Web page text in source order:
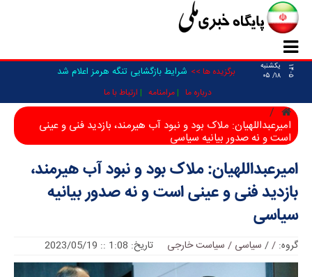
۱۴۰۵
یکشنبه
۱۸/ ۰۵
برگزیده ها >> شرایط بازگشایی تنگه هرمز اعلام شد
درباره ما مرامنامه ارتباط با ما
امیرعبداللهیان: ملاک بود و‌ نبود آب هیرمند، بازدید فنی و عینی
است و‌ نه صدور بیانیه سیاسی
امیرعبداللهیان: ملاک بود و‌ نبود آب هیرمند،
بازدید فنی و عینی است و‌ نه صدور بیانیه
سیاسی
گروه: /
/ سیاسی / سیاست خارجی تاریخ: 1:08 :: 2023/05/19